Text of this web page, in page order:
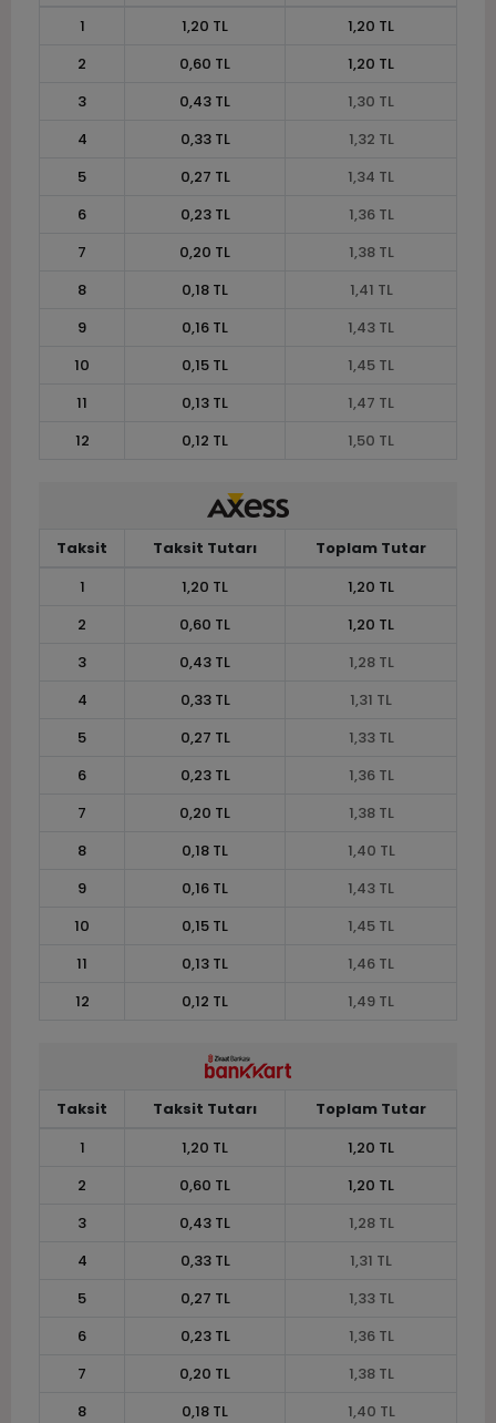
1 1,20 TL
1,20 TL
2
0,60 TL
1,20 TL
3
0,43 TL
1,30 TL
4
0,33 TL
1,32 TL
5
0,27 TL
1,34 TL
6
0,23 TL
1,36 TL
7
0,20 TL
1,38 TL
8
0,18 TL
1,41 TL
9
0,16 TL
1,43 TL
10
0,15 TL
1,45 TL
11
0,13 TL
1,47 TL
12
0,12 TL 1,50 TL
Taksit Taksit Tutarı
Toplam Tutar
1
1,20 TL
1,20 TL
2
0,60 TL
1,20 TL
3
0,43 TL
1,28 TL
4
0,33 TL
1,31 TL
5
0,27 TL
1,33 TL
6
0,23 TL
1,36 TL
7
0,20 TL
1,38 TL
8
0,18 TL
1,40 TL
9
0,16 TL
1,43 TL
10
0,15 TL
1,45 TL
11
0,13 TL
1,46 TL
12
0,12 TL 1,49 TL
Taksit Taksit Tutarı
Toplam Tutar
1
1,20 TL
1,20 TL
2
0,60 TL
1,20 TL
3
0,43 TL
1,28 TL
4
0,33 TL
1,31 TL
5
0,27 TL
1,33 TL
6
0,23 TL
1,36 TL
7
0,20 TL
1,38 TL
8
0,18 TL
1,40 TL